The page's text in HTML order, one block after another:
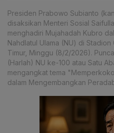
Presiden Prabowo Subianto
disaksikan Menteri Sosial
menghadiri Mujahadah Kubro
Nahdlatul Ulama (NU) di
Timur, Minggu (8/2/2026).
(Harlah) NU ke-100 atau Satu
mengangkat tema
dalam Mengembangkan